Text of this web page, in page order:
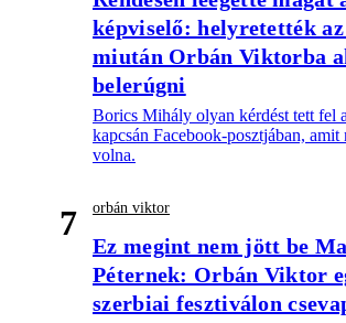
képviselő: helyretették
miután Orbán Viktorba
belerúgni
Borics Mihály olyan kérdést tett fel
kapcsán Facebook-posztjában, amit
volna.
7 orbán viktor
Ez megint nem jött be
Péternek: Orbán Viktor
szerbiai fesztiválon